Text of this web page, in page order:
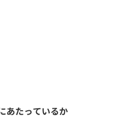
あたっているか